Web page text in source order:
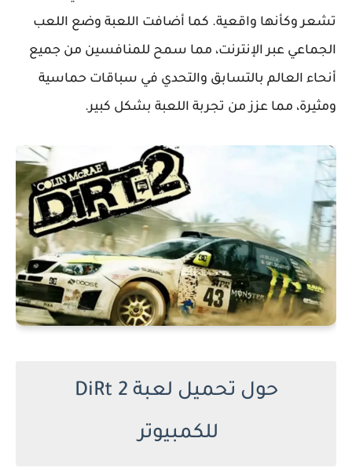
تشعر وكأنها واقعية. كما أضافت اللعبة وضع اللعب
الجماعي عبر الإنترنت، مما سمح للمنافسين من جميع
أنحاء العالم بالتسابق والتحدي في سباقات حماسية
ومثيرة، مما عزز من تجربة اللعبة بشكل كبير.
حول تحميل لعبة DiRt 2
للكمبيوتر